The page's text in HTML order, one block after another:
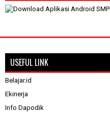
USEFUL LINK
Belajar.id
Ekinerja
Info Dapodik